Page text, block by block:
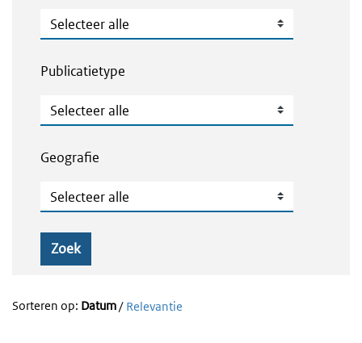
Thema's en Dossiers
Publicatietype
Publicatietype
Geografie
Geografie
Zoek
Sorteren op: Datum/ Relevantie